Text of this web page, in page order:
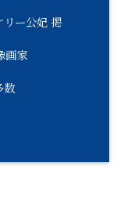
リー公妃 掲
画家
数